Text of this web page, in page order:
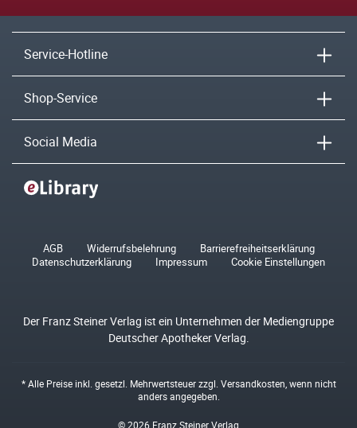
Service-Hotline
Shop-Service
Social Media
AGB Widerrufsbelehrung
Barrierefreiheitserklärung
Datenschutzerklärung
Impressum Cookie Einstellungen
Der Franz Steiner Verlag ist ein Unternehmen der Mediengruppe
Deutscher Apotheker Verlag.
* Alle Preise inkl. gesetzl. Mehrwertsteuer zzgl. Versandkosten , wenn nicht
anders angegeben.
© 2026 Franz Steiner Verlag